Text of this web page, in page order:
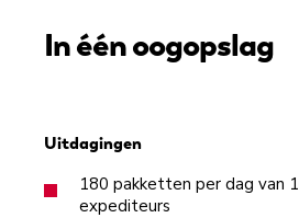
In één oogopslag
Uitdagingen
180 pakketten per dag van
expediteurs